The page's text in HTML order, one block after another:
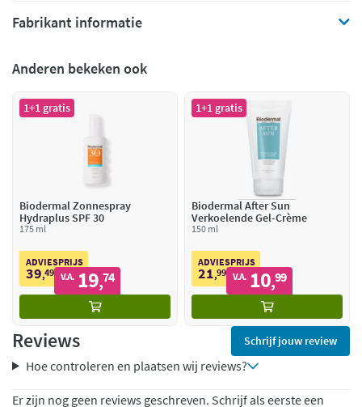
Fabrikant informatie
Anderen bekeken ook
1+1 gratis
Biodermal Zonnespray
Hydraplus SPF 30
175 ml
ADVIESPRIJS
39,49 V.A. 19,74
1+1 gratis
Biodermal After Sun
Verkoelende Gel-Crème
150 ml
ADVIESPRIJS
21,99 V.A. 10,99
Reviews Schrijf jouw review
Hoe controleren en plaatsen wij reviews?
Er zijn nog geen reviews geschreven. Schrijf als eerste een